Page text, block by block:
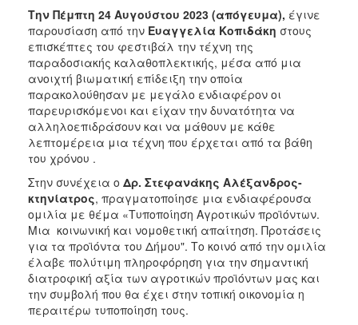
Την Πέμπτη 24 Αυγούστου 2023 (απόγευμα), έγινε
παρουσίαση από την Ευαγγελία Κοπιδάκη στους
επισκέπτες του φεστιβάλ την τέχνη της
παραδοσιακής καλαθοπλεκτικής, μέσα από μια
ανοιχτή βιωματική επίδειξη την οποία
παρακολούθησαν με μεγάλο ενδιαφέρον οι
παρευρισκόμενοι και είχαν την δυνατότητα να
αλληλοεπιδράσουν και να μάθουν με κάθε
λεπτομέρεια μια τέχνη που έρχεται από τα βάθη
του χρόνου .
Στην συνέχεια ο Δρ. Στεφανάκης Αλέξανδρος-
κτηνίατρος, πραγματοποίησε μια ενδιαφέρουσα
ομιλία με θέμα «Τυποποίηση Αγροτικών προϊόντων.
Μια κοινωνική και νομοθετική απαίτηση. Προτάσεις
για τα προϊόντα του Δήμου". Το κοινό από την ομιλία
έλαβε πολύτιμη πληροφόρηση για την σημαντική
διατροφική αξία των αγροτικών προϊόντων μας και
την συμβολή που θα έχει στην τοπική οικονομία η
περαιτέρω τυποποίηση τους.